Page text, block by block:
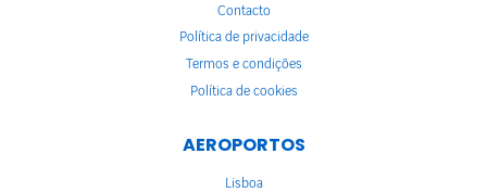
Contacto
Política de privacidade
Termos e condições
Política de cookies
AEROPORTOS
Lisboa